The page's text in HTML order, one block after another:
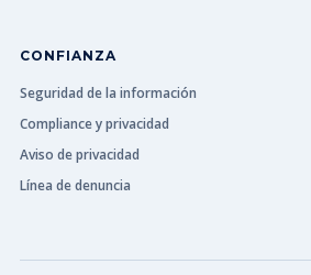
CONFIANZA
Seguridad de la información
Compliance y privacidad
Aviso de privacidad
Línea de denuncia